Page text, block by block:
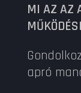
MI AZ AZ
apró